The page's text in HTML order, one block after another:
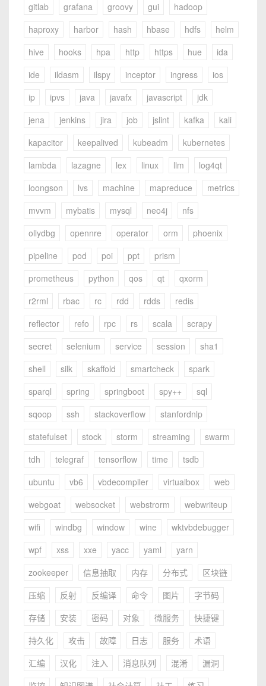
gitlab
grafana groovy gui
hadoop
haproxy
harbor hash hbase hdfs
helm
hive
hooks hpa http https hue
ida
ide
ildasm ilspy inceptor ingress
ios
ip
ipvs java javafx javascript
jdk
jena
jenkins jira job jslint kafka
kali
kapacitor
keepalived kubeadm
kubernetes
lambda
lazagne lex linux llm
log4qt
loongson
lvs machine mapreduce
metrics
mvvm
mybatis mysql neo4j
nfs
ollydbg
opennre operator orm
phoenix
pipeline
pod poi ppt
prism
prometheus
python qos qt
qxorm
r2rml
rbac rc rdd rdds
redis
reflector
refo rpc rs scala
scrapy
secret
selenium service session
sha1
shell
silk skaffold smartcheck
spark
sparql
spring springboot spy++
sql
sqoop
ssh stackoverflow
stanfordnlp
statefulset
stock storm streaming
swarm
tdh
telegraf tensorflow time
tsdb
ubuntu
vb6 vbdecompiler virtualbox
web
webgoat
websocket webstrorm
webwriteup
wifi
windbg window wine
wktvbdebugger
wpf
xss xxe yacc yaml
yarn
zookeeper
信息抽取 内存 分布式
区块链
压缩
反射 反编译 命令 图片
字节码
存储
安装 密码 对象 微服务
快捷键
持久化
攻击 故障 日志 服务
术语
汇编
汉化 注入 消息队列 混淆
漏洞